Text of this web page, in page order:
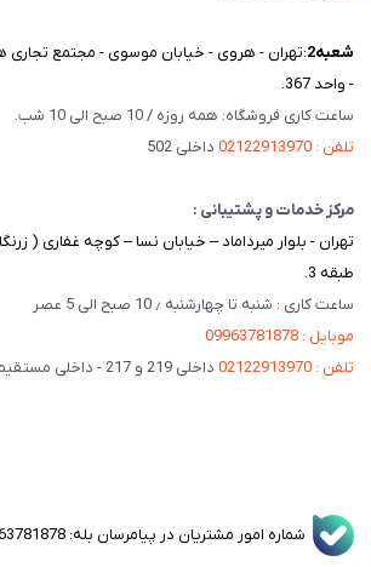
شعبه‌2 :تهران - هروی - خیابان موسوی - مجتمع
- واحد 367.
ساعت کاری فروشگاه: همه روزه / 10 صبح الی 10 شب.
تلفن : 02122913970
داخلی 502
مرکز خدمات و پشتیبانی :
طبقه 3.
ساعت کاری : شنبه تا چهارشنبه ٫ 10 صبح الی 5 عصر
موبایل : 09963781878
تلفن : 02122913970
داخلی 219 و 217 - داخلی مستقیم بخش فنی 201
شماره امور مشتریان در پیامرسان بله: 09963781878